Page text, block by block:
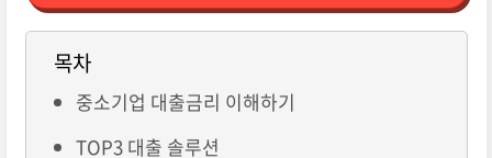
목차
중소기업 대출금리 이해하기
TOP3 대출 솔루션